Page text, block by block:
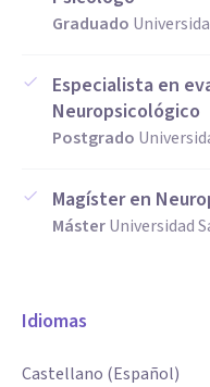
Graduado
Especialista en
Neuropsicológico
Postgrado
Magíster en
MásterUniversidad
Idiomas
Castellano (Español)